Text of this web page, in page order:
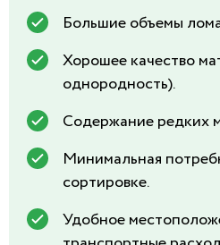
Большие объемы
Хорошее качество
однородность).
Содержание редких
Минимальная
сортировке.
Удобное